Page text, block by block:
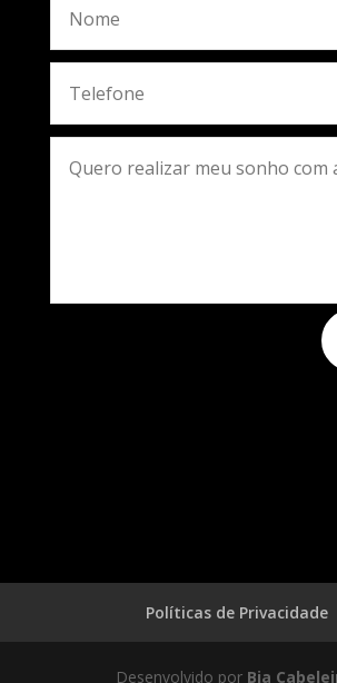
Políticas de Privacidade
Desenvolvido por Bia